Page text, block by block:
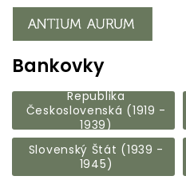
obsah
Bankovky
Republika
Československá (1919 -
1939)
Slovenský Štát (1939 -
1945)